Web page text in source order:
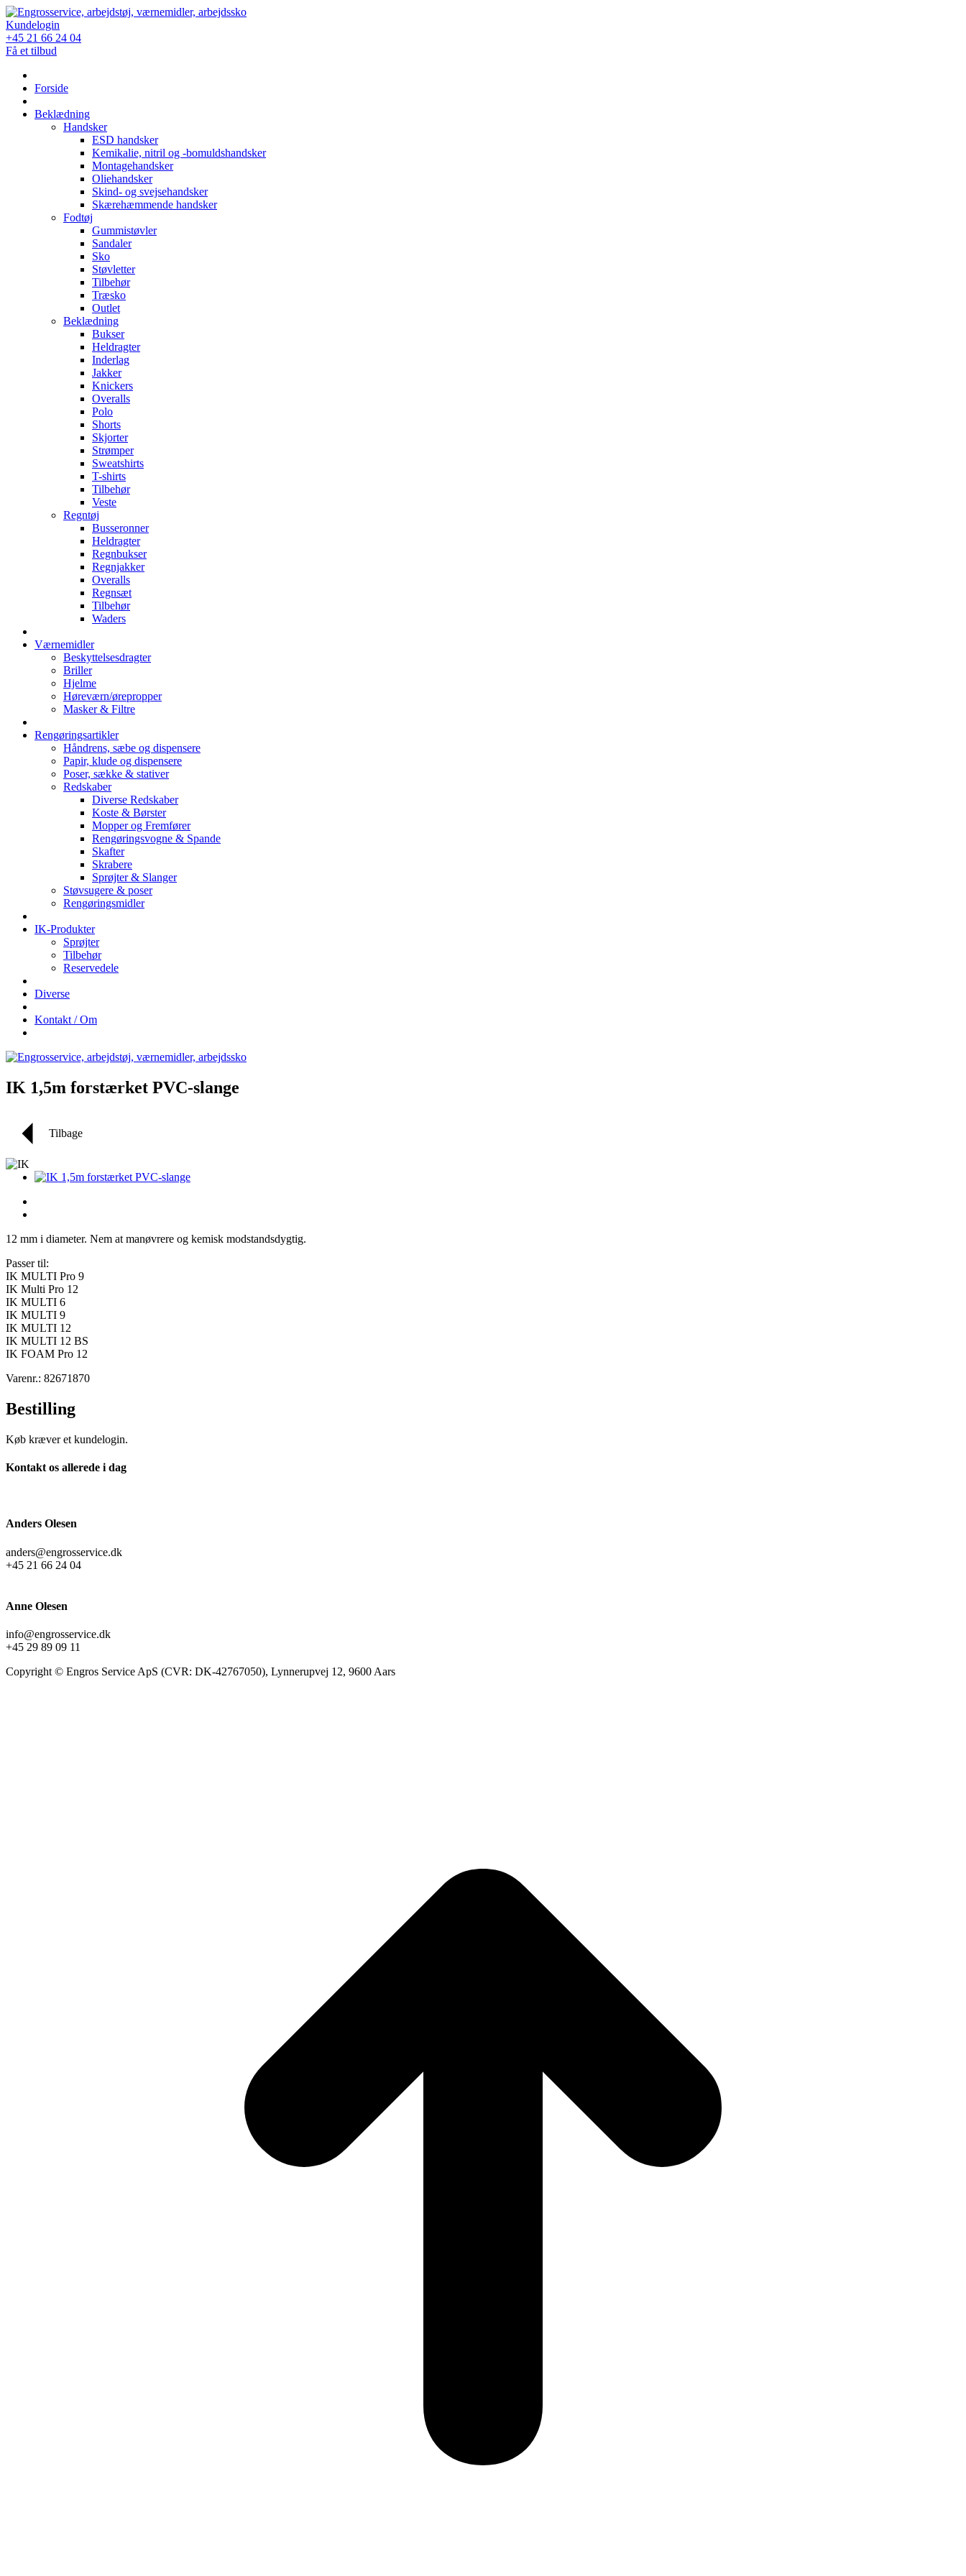
Skip
to
content
Kundelogin
+45 21 66 24 04
Få et tilbud
Forside
Beklædning
Handsker
ESD handsker
Kemikalie, nitril og -bomuldshandsker
Montagehandsker
Oliehandsker
Skind- og svejsehandsker
Skærehæmmende handsker
Fodtøj
Gummistøvler
Sandaler
Sko
Støvletter
Tilbehør
Træsko
Outlet
Beklædning
Bukser
Heldragter
Inderlag
Jakker
Knickers
Overalls
Polo
Shorts
Skjorter
Strømper
Sweatshirts
T-shirts
Tilbehør
Veste
Regntøj
Busseronner
Heldragter
Regnbukser
Regnjakker
Overalls
Regnsæt
Tilbehør
Waders
Værnemidler
Beskyttelsesdragter
Briller
Hjelme
Høreværn/ørepropper
Masker & Filtre
Rengøringsartikler
Håndrens, sæbe og dispensere
Papir, klude og dispensere
Poser, sække & stativer
Redskaber
Diverse Redskaber
Koste & Børster
Mopper og Fremfører
Rengøringsvogne & Spande
Skafter
Skrabere
Sprøjter & Slanger
Støvsugere & poser
Rengøringsmidler
IK-Produkter
Sprøjter
Tilbehør
Reservedele
Diverse
Kontakt / Om
IK 1,5m forstærket PVC-slange
Tilbage
12 mm i diameter. Nem at manøvrere og kemisk modstandsdygtig.
Passer til:
IK MULTI Pro 9
IK Multi Pro 12
IK MULTI 6
IK MULTI 9
IK MULTI 12
IK MULTI 12 BS
IK FOAM Pro 12
Varenr.: 82671870
Bestilling
Køb kræver et kundelogin.
Kontakt os allerede i dag
Anders Olesen
anders@engrosservice.dk
+45 21 66 24 04
Anne Olesen
info@engrosservice.dk
+45 29 89 09 11
Copyright © Engros Service ApS (CVR: DK-42767050), Lynnerupvej 12, 9600 Aars